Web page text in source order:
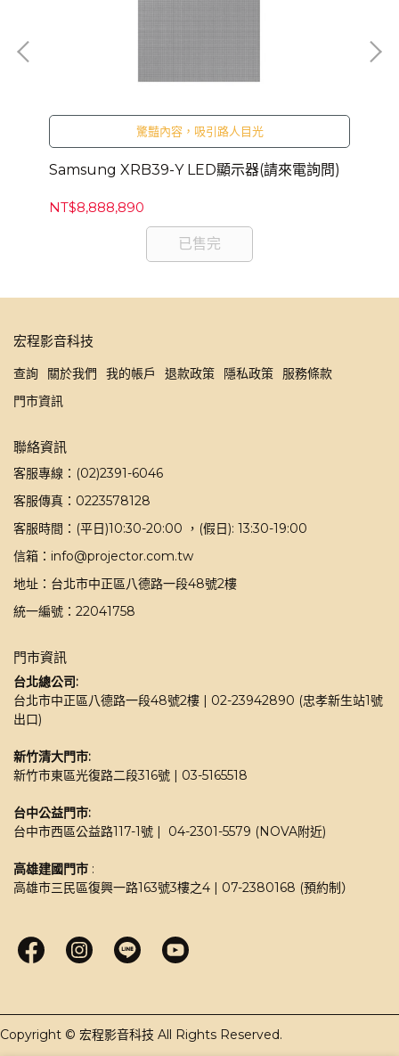
驚豔內容，吸引路人目光
Samsung XRB39-Y LED顯示器(請來電詢問)
NT$8,888,890
已售完
宏程影音科技
查詢 關於我們 我的帳戶 退款政策 隱私政策
服務條款
門市資訊
聯絡資訊
客服專線：(02)2391-6046
客服傳真：0223578128
客服時間：(平日)10:30-20:00 ，(假日): 13:30-19:00
信箱：info@projector.com.tw
地址：台北市中正區八德路一段48號2樓
統一編號：22041758
門市資訊
台北總公司:
台北市中正區八德路一段48號2樓 | 02-23942890 (忠孝新生站1號
出口)
新竹清大門市:
新竹市東區光復路二段316號 | 03-5165518
台中公益門市:
台中市西區公益路117-1號 |  04-2301-5579 (NOVA附近)
高雄建國門市 :
高雄市三民區復興一路163號3樓之4 | 07-2380168 (預約制）